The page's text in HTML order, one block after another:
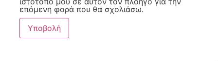
επόμενη φορά που θα σχολιάσω.